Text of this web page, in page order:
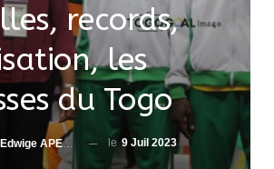
records,
les
du Togo
Edwige APEDO le 9 Juil 2023